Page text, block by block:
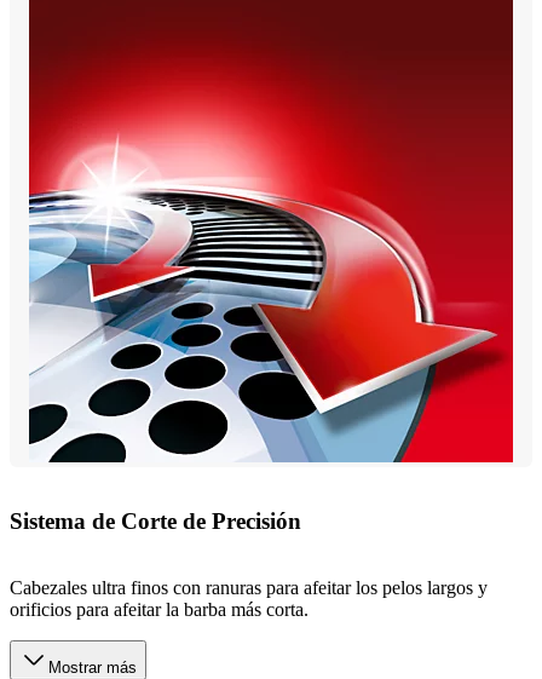
Sistema de Corte de Precisión
Cabezales ultra finos con ranuras para afeitar los pelos largos y
orificios para afeitar la barba más corta.
Mostrar más